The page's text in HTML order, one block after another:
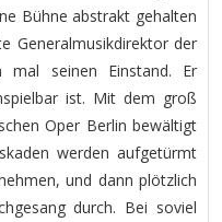
Bühne abstrakt gehalten
Generalmusikdirektor der
seinen Einstand. Er
ist. Mit dem groß
Oper Berlin bewältigt
werden aufgetürmt
und dann plötzlich
durch. Bei soviel